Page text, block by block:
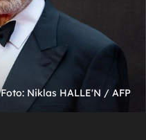
Foto: Niklas HALLE'N / AFP